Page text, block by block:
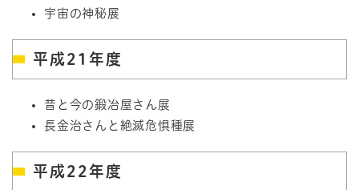
宇宙の神秘展
平成21年度
昔と今の鍛冶屋さん展
長金治さんと絶滅危惧種展
平成22年度